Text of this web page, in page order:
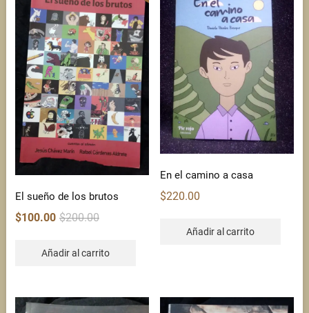
El sueño de los brutos
$200.00Original
$200.00.
$100.00
Current
$100.00.
Añadir al carrito
En el camino a casa
$220.00
Añadir al carrito